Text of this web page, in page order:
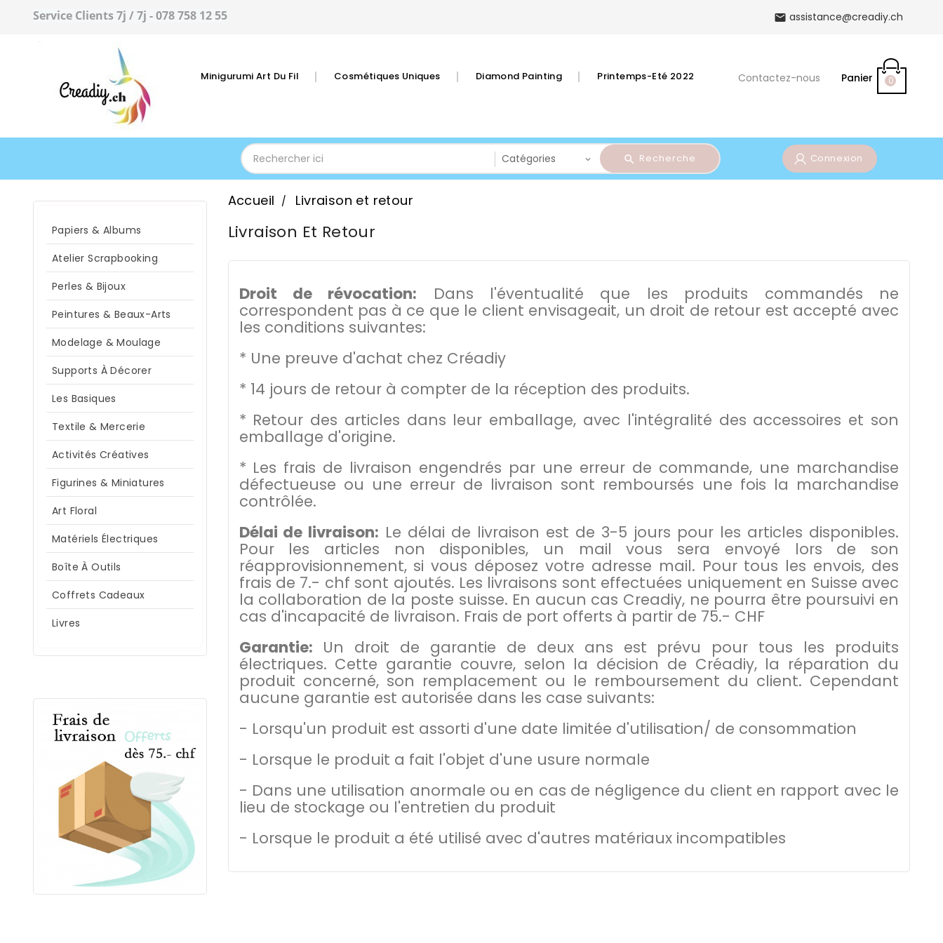
Service Clients 7j / 7j - 078 758 12 55  assistance@creadiy.ch
Panier 0
Contactez-nous
Minigurumi Art Du Fil Cosmétiques Uniques Diamond Painting Printemps-Eté 2022
Connexion
Recherche
Papiers & Albums
Atelier Scrapbooking
Perles & Bijoux
Peintures & Beaux-Arts
Modelage & Moulage
Supports À Décorer
Les Basiques
Textile & Mercerie
Activités Créatives
Figurines & Miniatures
Art Floral
Matériels Électriques
Boîte À Outils
Coffrets Cadeaux
Livres
Accueil Livraison et retour
Livraison Et Retour
Droit de révocation: Dans l'éventualité que les produits commandés ne
correspondent pas à ce que le client envisageait, un droit de retour est accepté avec
les conditions suivantes:
* Une preuve d'achat chez Créadiy
* 14 jours de retour à compter de la réception des produits.
* Retour des articles dans leur emballage, avec l'intégralité des accessoires et son
emballage d'origine.
* Les frais de livraison engendrés par une erreur de commande, une marchandise
défectueuse ou une erreur de livraison sont remboursés une fois la marchandise
contrôlée.
Délai de livraison: Le délai de livraison est de 3-5 jours pour les articles disponibles.
Pour les articles non disponibles, un mail vous sera envoyé lors de son
réapprovisionnement, si vous déposez votre adresse mail. Pour tous les envois, des
frais de 7.- chf sont ajoutés. Les livraisons sont effectuées uniquement en Suisse avec
la collaboration de la poste suisse. En aucun cas Creadiy, ne pourra être poursuivi en
cas d'incapacité de livraison. Frais de port offerts à partir de 75.- CHF
Garantie: Un droit de garantie de deux ans est prévu pour tous les produits
électriques. Cette garantie couvre, selon la décision de Créadiy, la réparation du
produit concerné, son remplacement ou le remboursement du client. Cependant
aucune garantie est autorisée dans les case suivants:
- Lorsqu'un produit est assorti d'une date limitée d'utilisation/ de consommation
- Lorsque le produit a fait l'objet d'une usure normale
- Dans une utilisation anormale ou en cas de négligence du client en rapport avec le
lieu de stockage ou l'entretien du produit
- Lorsque le produit a été utilisé avec d'autres matériaux incompatibles